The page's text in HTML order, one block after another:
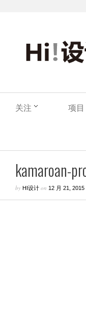
关注 项目
kamaroan-
by HI设计 on 12 月 21, 2015